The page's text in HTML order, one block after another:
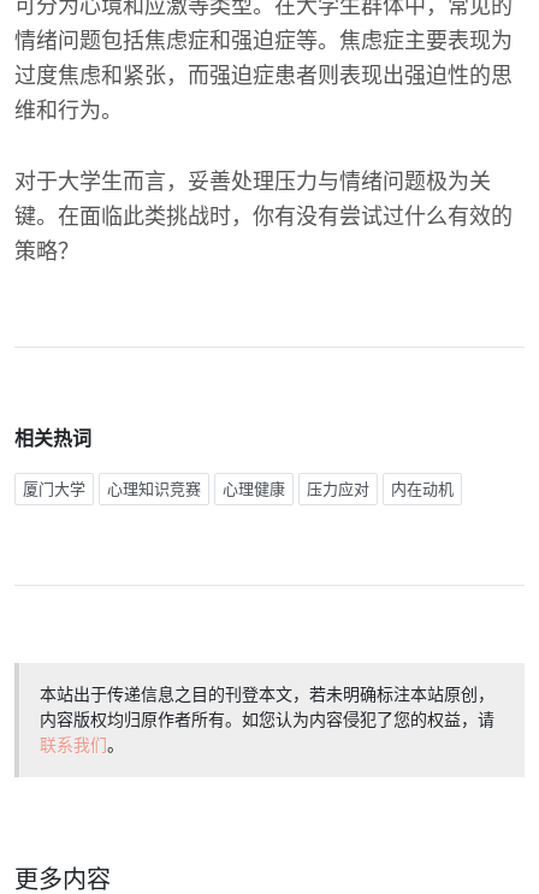
可分为心境和应激等类型。在大学生群体中，常见的
情绪问题包括焦虑症和强迫症等。焦虑症主要表现为
过度焦虑和紧张，而强迫症患者则表现出强迫性的思
维和行为。
对于大学生而言，妥善处理压力与情绪问题极为关
键。在面临此类挑战时，你有没有尝试过什么有效的
策略？
相关热词
厦门大学 心理知识竞赛 心理健康 压力应对 内在动机
本站出于传递信息之目的刊登本文，若未明确标注本站原创，
内容版权均归原作者所有。如您认为内容侵犯了您的权益，请
联系我们。
更多内容